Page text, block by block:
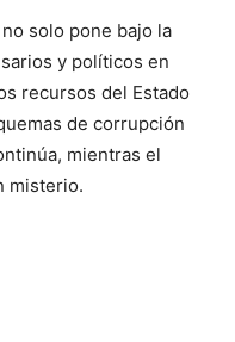
solo pone bajo la
y políticos en
recursos del Estado
de corrupción
mientras el
misterio.